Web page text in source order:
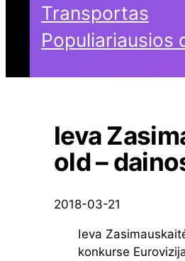
Transportas
Populiariausios
Ieva
old –
2018-03-21
Ieva
konkurse